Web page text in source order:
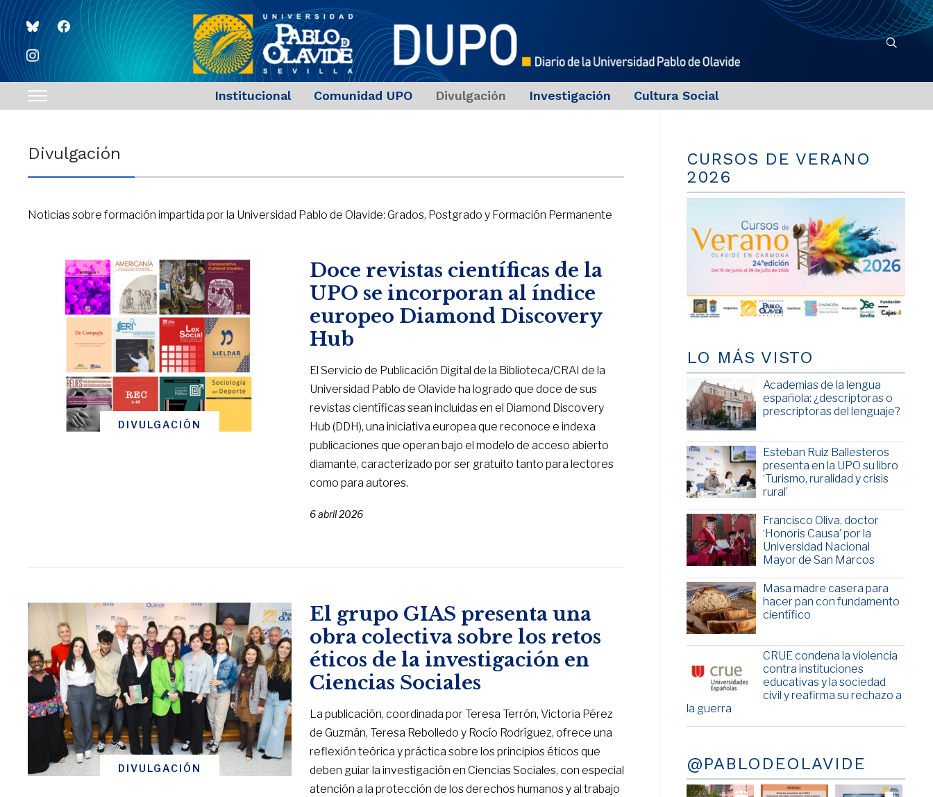
blueskyfacebook
instagram
Toggle
navigation
Institucional Comunidad UPO Divulgación Investigación Cultura Social
Divulgación
Noticias sobre formación impartida por la Universidad Pablo de Olavide: Grados, Postgrado y Formación Permanente
DIVULGACIÓN
Doce revistas científicas de la
UPO se incorporan al índice
europeo Diamond Discovery
Hub
El Servicio de Publicación Digital de la Biblioteca/CRAI de la
Universidad Pablo de Olavide ha logrado que doce de sus
revistas científicas sean incluidas en el Diamond Discovery
Hub (DDH), una iniciativa europea que reconoce e indexa
publicaciones que operan bajo el modelo de acceso abierto
diamante, caracterizado por ser gratuito tanto para lectores
como para autores.
6 abril 2026
DIVULGACIÓN
El grupo GIAS presenta una
obra colectiva sobre los retos
éticos de la investigación en
Ciencias Sociales
La publicación, coordinada por Teresa Terrón, Victoria Pérez
de Guzmán, Teresa Rebolledo y Rocío Rodríguez, ofrece una
reflexión teórica y práctica sobre los principios éticos que
deben guiar la investigación en Ciencias Sociales, con especial
atención a la protección de los derechos humanos y al trabajo
CURSOS DE VERANO
2026
LO MÁS VISTO
Academias de la lengua
española: ¿descriptoras o
prescriptoras del lenguaje?
Esteban Ruiz Ballesteros
presenta en la UPO su libro
‘Turismo, ruralidad y crisis
rural’
Francisco Oliva, doctor
‘Honoris Causa’ por la
Universidad Nacional
Mayor de San Marcos
Masa madre casera para
hacer pan con fundamento
científico
CRUE condena la violencia
contra instituciones
educativas y la sociedad
civil y reafirma su rechazo a
la guerra
@PABLODEOLAVIDE